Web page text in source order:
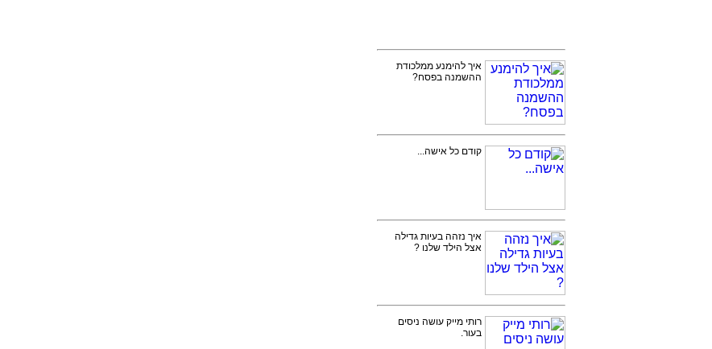
איך להימנע ממלכודת
ההשמנה בפסח?
קודם כל אישה...
איך נזהה בעיות גדילה
אצל הילד שלנו ?
רותי מייק עושה ניסים
בעור.